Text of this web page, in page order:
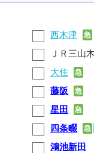
西木津 急
ＪＲ三山
大住 急
藤阪 急
星田 急
四条畷 急
鴻池新田